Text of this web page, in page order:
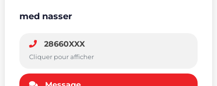
med nasser
28660XXX
Cliquer pour afficher